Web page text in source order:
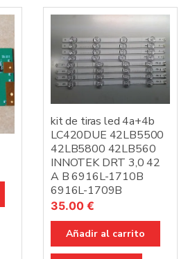
kit de tiras led 4a+4b
LC420DUE 42LB5500
42LB5800 42LB560
INNOTEK DRT 3,0 42
A B 6916L-1710B
6916L-1709B
35.00 €
Añadir al carrito